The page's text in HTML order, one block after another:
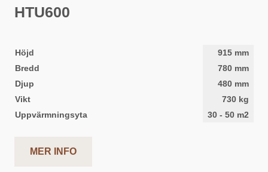
HTU600
Höjd 915 mm
Bredd
780 mm
Djup
480 mm
Vikt
730 kg
Uppvärmningsyta
30 - 50 m2
MER INFO